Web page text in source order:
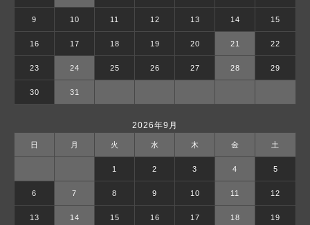
9 10 11 12 13 14 15
16 17 18 19 20 21 22
23 24 25 26 27 28 29
30 31
2026年9月
日 月 火 水 木 金 土
1 2 3 4 5
6 7 8 9 10 11 12
13 14 15 16 17 18 19